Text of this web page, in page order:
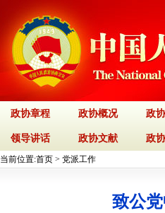
政协章程 政协概况 政
领导讲话 政协文献 政
当前位置:首页 > 党派工作
致公